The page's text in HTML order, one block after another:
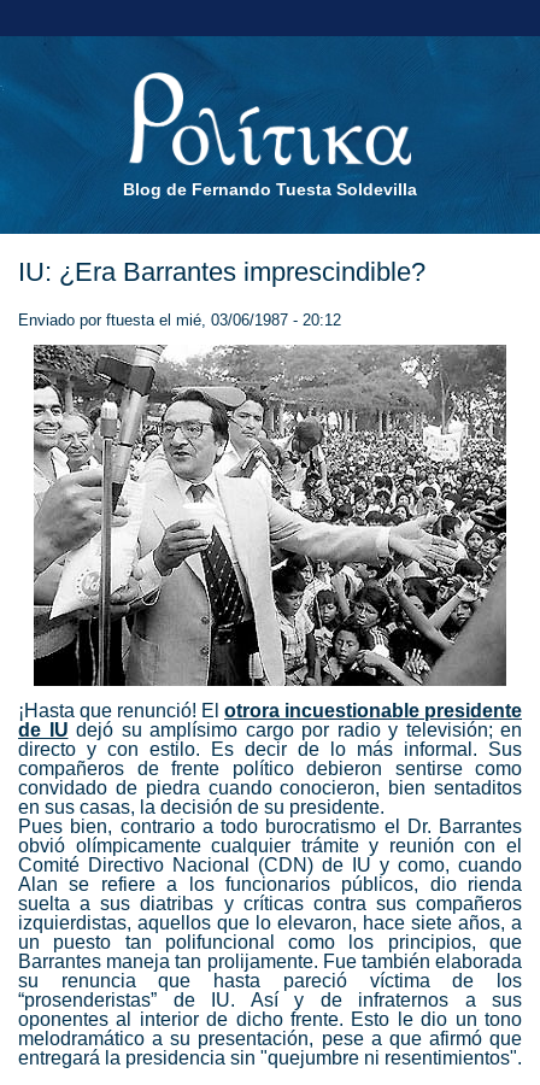
Blog de Fernando Tuesta Soldevilla
IU: ¿Era Barrantes imprescindible?
Enviado por ftuestael mié, 03/06/1987 - 20:12
¡Hasta que renunció! El otrora incuestionable presidente
de IU dejó su amplísimo cargo por radio y televisión; en
directo y con estilo. Es decir de lo más informal. Sus
compañeros de frente político debieron sentirse como
convidado de piedra cuando conocieron, bien sentaditos
en sus casas, la decisión de su presidente.
Pues bien, contrario a todo burocratismo el Dr. Barrantes
obvió olímpicamente cualquier trámite y reunión con el
Comité Directivo Nacional (CDN) de IU y como, cuando
Alan se refiere a los funcionarios públicos, dio rienda
suelta a sus diatribas y críticas contra sus compañeros
izquierdistas, aquellos que lo elevaron, hace siete años, a
un puesto tan polifuncional como los principios, que
Barrantes maneja tan prolijamente. Fue también elaborada
su renuncia que hasta pareció víctima de los
“prosenderistas” de IU. Así y de infraternos a sus
oponentes al interior de dicho frente. Esto le dio un tono
melodramático a su presentación, pese a que afirmó que
entregará la presidencia sin "quejumbre ni resentimientos".